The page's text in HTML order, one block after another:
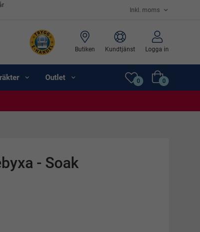
Butiken Kundtjänst Logga in
Outlet 0 0
- Soak